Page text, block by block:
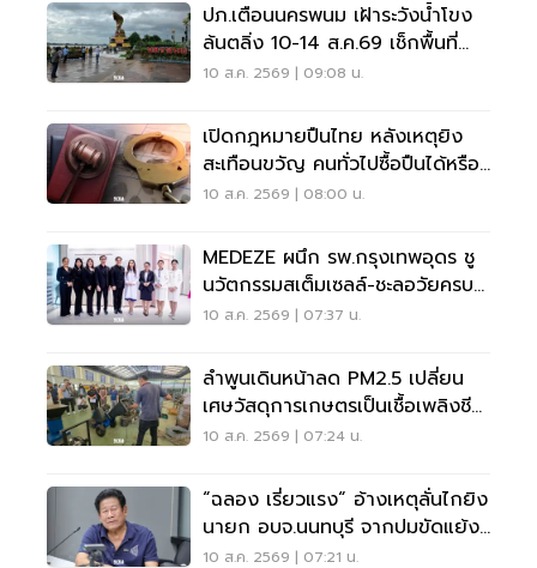
ปภ.เตือนนครพนม เฝ้าระวังน้ำโขง
ล้นตลิ่ง 10-14 ส.ค.69 เช็กพื้นที่
เสี่ยงด่วน
10 ส.ค. 2569 | 09:08 น.
เปิดกฎหมายปืนไทย หลังเหตุยิง
สะเทือนขวัญ คนทั่วไปซื้อปืนได้หรือ
ไม่?
10 ส.ค. 2569 | 08:00 น.
MEDEZE ผนึก รพ.กรุงเทพอุดร ชู
นวัตกรรมสเต็มเซลล์-ชะลอวัยครบ
วงจร
10 ส.ค. 2569 | 07:37 น.
ลำพูนเดินหน้าลด PM2.5 เปลี่ยน
เศษวัสดุการเกษตรเป็นเชื้อเพลิงชีว
มวล
10 ส.ค. 2569 | 07:24 น.
“ฉลอง เรี่ยวแรง“ อ้างเหตุลั่นไกยิง
นายก อบจ.นนทบุรี จากปมขัดแย้ง
เรื่องเงิน
10 ส.ค. 2569 | 07:21 น.